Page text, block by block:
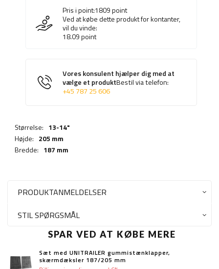
Pris i point:1809point
Ved at købe dette produkt for kontanter,
vil du vinde:
18.09point
Vores konsulent hjælper dig med at
vælge et produktBestil via telefon:
+45 787 25 606
Størrelse: 13-14"
Højde: 205 mm
Bredde: 187 mm
PRODUKTANMELDELSER
STIL SPØRGSMÅL
SPAR VED AT KØBE MERE
Sæt med UNITRAILER gummistænklapper,
skærmdæksler 187/205 mm